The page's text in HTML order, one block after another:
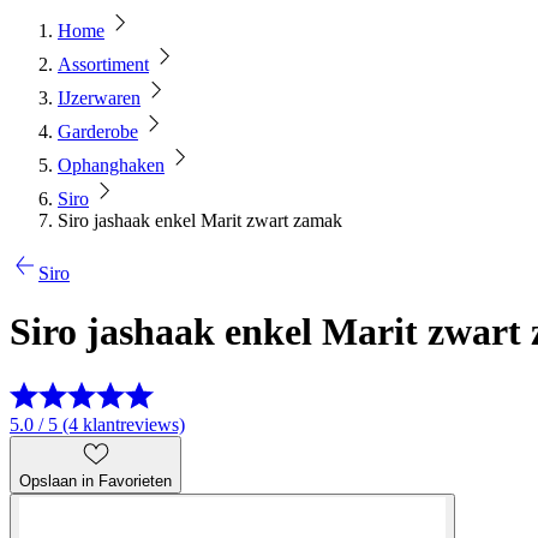
Home
Assortiment
IJzerwaren
Garderobe
Ophanghaken
Siro
Siro jashaak enkel Marit zwart zamak
Siro
Siro jashaak enkel Marit zwart
5.0 / 5 (4 klantreviews)
Opslaan in Favorieten